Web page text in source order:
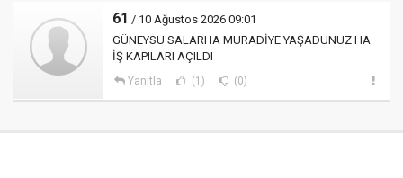
61 / 10 Ağustos 2026 09:01
GÜNEYSU SALARHA MURADİYE YAŞADUNUZ HA
İŞ KAPILARI AÇILDI
Yanıtla (1) (0)